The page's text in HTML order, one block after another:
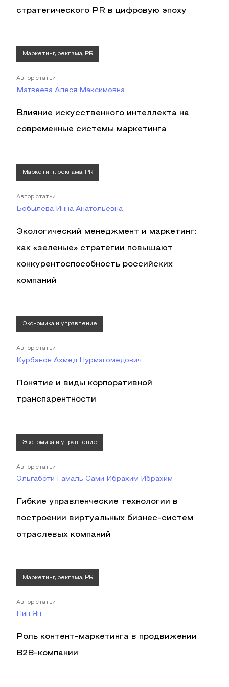
стратегического PR в цифровую эпоху
Маркетинг, реклама, PR
Автор статьи
Матвеева Алеся Максимовна
Влияние искусственного интеллекта на
современные системы маркетинга
Маркетинг, реклама, PR
Автор статьи
Бобылева Инна Анатольевна
Экологический менеджмент и маркетинг:
как «зеленые» стратегии повышают
конкурентоспособность российских
компаний
Экономика и управление
Автор статьи
Курбанов Ахмед Нурмагомедович
Понятие и виды корпоративной
транспарентности
Экономика и управление
Автор статьи
Эльгабсти Гамаль Сами Ибрахим Ибрахим
Гибкие управленческие технологии в
построении виртуальных бизнес-систем
отраслевых компаний
Маркетинг, реклама, PR
Автор статьи
Пин Ян
Роль контент-маркетинга в продвижении
B2B-компании